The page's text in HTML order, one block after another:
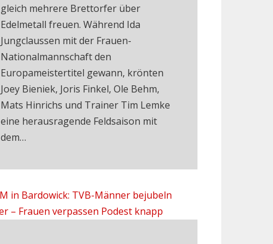
gleich mehrere Brettorfer über
Edelmetall freuen. Während Ida
Jungclaussen mit der Frauen-
Nationalmannschaft den
Europameistertitel gewann, krönten
Joey Bieniek, Joris Finkel, Ole Behm,
Mats Hinrichs und Trainer Tim Lemke
eine herausragende Feldsaison mit
dem…